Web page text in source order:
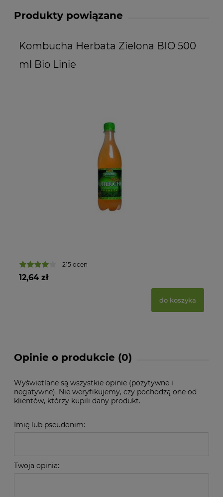
Produkty powiązane
Kombucha Herbata Zielona BIO 500
ml Bio Linie
215 ocen
12,64 zł
do koszyka
Opinie o produkcie (0)
Wyświetlane są wszystkie opinie (pozytywne i
negatywne). Nie weryfikujemy, czy pochodzą one od
klientów, którzy kupili dany produkt.
Imię lub pseudonim:
Twoja opinia: